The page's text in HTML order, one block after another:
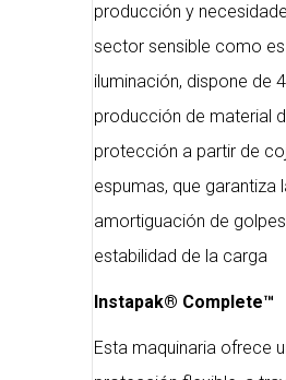
producción y
sector sensible como
iluminación, dispone de
producción de material
protección a partir de
espumas, que garantiza
amortiguación de
estabilidad de la carga
Instapak® Complete™
Esta maquinaria ofrece